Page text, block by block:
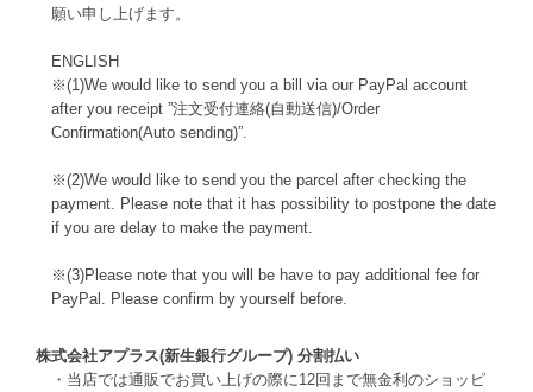
願い申し上げます。
ENGLISH
※(1)We would like to send you a bill via our PayPal account
after you receipt ”注文受付連絡(自動送信)/Order
Confirmation(Auto sending)”.
※(2)We would like to send you the parcel after checking the
payment. Please note that it has possibility to postpone the date
if you are delay to make the payment.
※(3)Please note that you will be have to pay additional fee for
PayPal. Please confirm by yourself before.
株式会社アプラス(新生銀行グループ) 分割払い
・当店では通販でお買い上げの際に12回まで無金利のショッピ